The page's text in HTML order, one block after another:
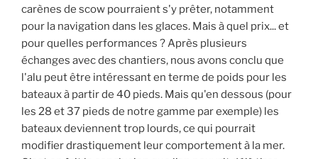
carènes de scow pourraient s'y prêter, notamment
pour la navigation dans les glaces. Mais à quel prix... et
pour quelles performances ? Après plusieurs
échanges avec des chantiers, nous avons conclu que
l'alu peut être intéressant en terme de poids pour les
bateaux à partir de 40 pieds. Mais qu'en dessous (pour
les 28 et 37 pieds de notre gamme par exemple) les
bateaux deviennent trop lourds, ce qui pourrait
modifier drastiquement leur comportement à la mer.